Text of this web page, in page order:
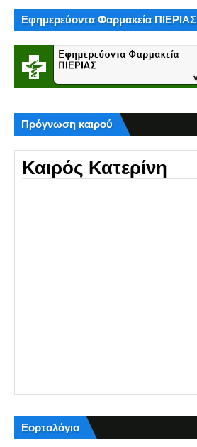
Εφημερεύοντα Φαρμακεία ΠΙΕΡΙΑΣ
Πρόγνωση καιρού
Καιρός Κατερίνη
Εορτολόγιο